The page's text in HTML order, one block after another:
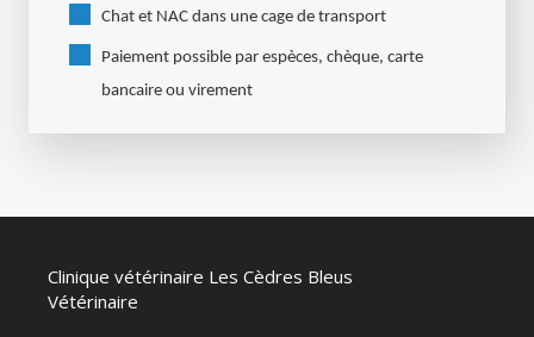
Chat et NAC dans une cage de transport
Paiement possible par espèces, chèque, carte
bancaire ou virement
Clinique vétérinaire Les Cèdres Bleus
Vétérinaire